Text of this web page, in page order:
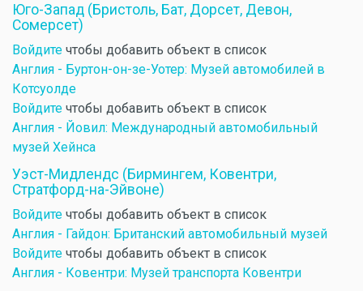
Юго-Запад (Бристоль, Бат, Дорсет, Девон,
Сомерсет)
Войдите чтобы добавить объект в список
Англия - Буртон-он-зе-Уотер: Музей автомобилей в
Котсуолде
Войдите чтобы добавить объект в список
Англия - Йовил: Международный автомобильный
музей Хейнса
Уэст-Мидлендс (Бирмингем, Ковентри,
Стратфорд-на-Эйвоне)
Войдите чтобы добавить объект в список
Англия - Гайдон: Британский автомобильный музей
Войдите чтобы добавить объект в список
Англия - Ковентри: Музей транспорта Ковентри